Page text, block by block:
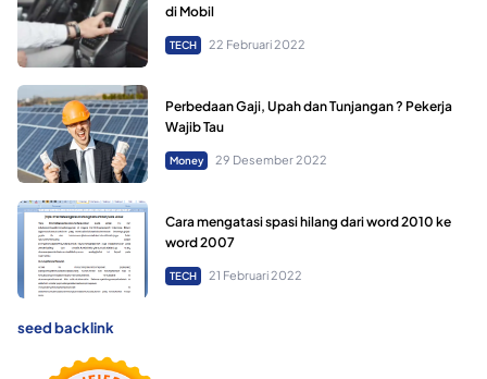
di Mobil
TECH 22 Februari 2022
Perbedaan Gaji, Upah dan Tunjangan ? Pekerja
Wajib Tau
Money 29 Desember 2022
Cara mengatasi spasi hilang dari word 2010 ke
word 2007
TECH 21 Februari 2022
seed backlink